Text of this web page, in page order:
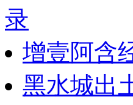
录
增壹阿含
黑水城出